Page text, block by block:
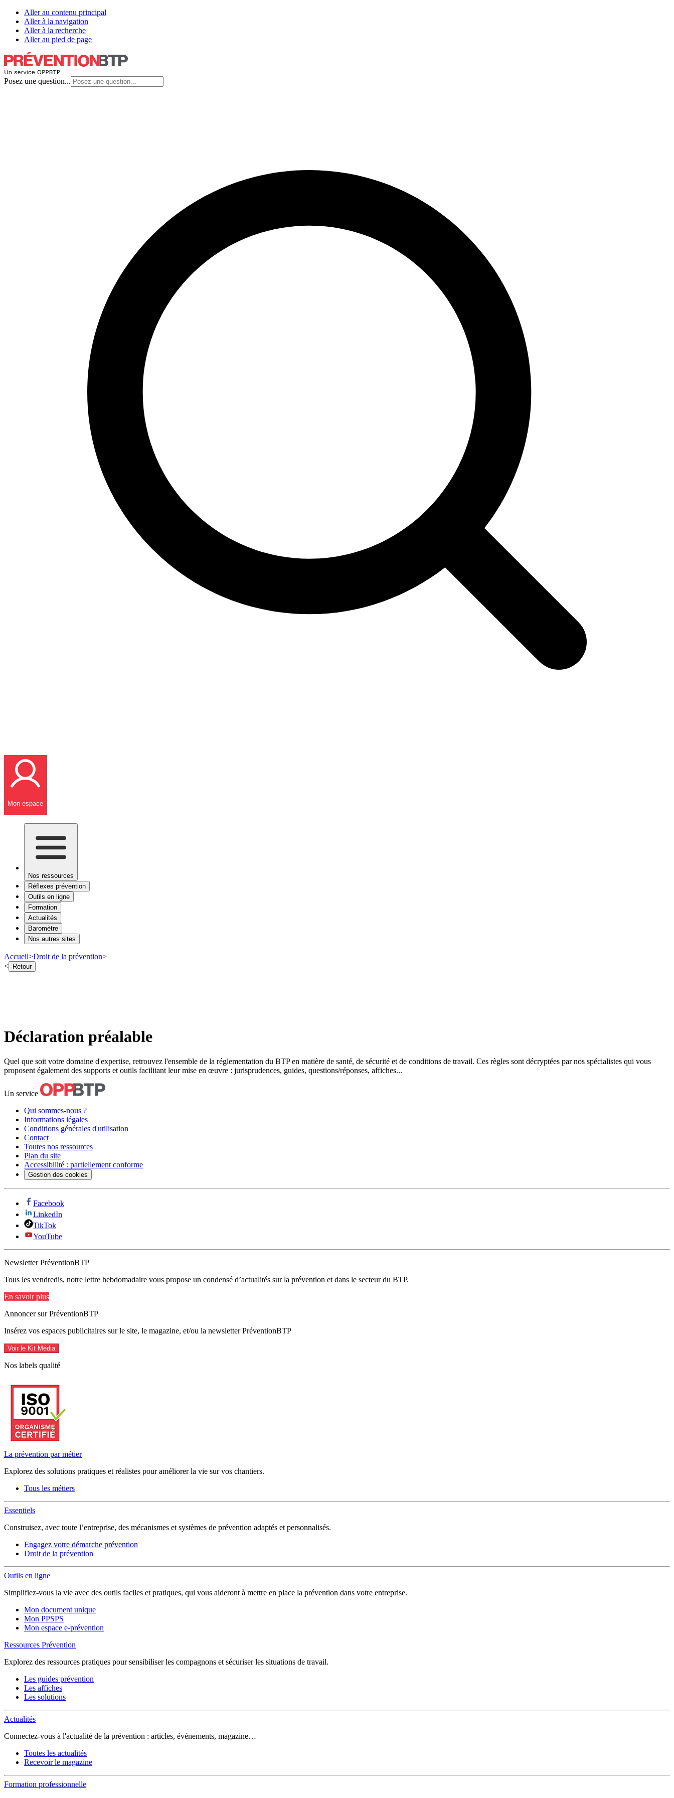
Aller au contenu principal
Aller à la navigation
Aller à la recherche
Aller au pied de page
Posez une question...
Mon espace
Nos ressources
Réflexes prévention
Outils en ligne
Formation
Actualités
Baromètre
Nos autres sites
Accueil>Droit de la prévention>
< Retour
Déclaration préalable
Quel que soit votre domaine d'expertise, retrouvez l'ensemble de la réglementation du BTP en matière de santé, de sécurité et de conditions de travail. Ces règles sont décryptées par nos spécialistes qui vous
proposent également des supports et outils facilitant leur mise en œuvre : jurisprudences, guides, questions/réponses, affiches...
Un service
Qui sommes-nous ?
Informations légales
Conditions générales d'utilisation
Contact
Toutes nos ressources
Plan du site
Accessibilité : partiellement conforme
Gestion des cookies
Facebook
LinkedIn
TikTok
YouTube
Newsletter PréventionBTP
Tous les vendredis, notre lettre hebdomadaire vous propose un condensé d’actualités sur la prévention et dans le secteur du BTP.
En savoir plus
Annoncer sur PréventionBTP
Insérez vos espaces publicitaires sur le site, le magazine, et/ou la newsletter PréventionBTP
Voir le Kit Média
Nos labels qualité
La prévention par métier
Explorez des solutions pratiques et réalistes pour améliorer la vie sur vos chantiers.
Tous les métiers
Essentiels
Construisez, avec toute l’entreprise, des mécanismes et systèmes de prévention adaptés et personnalisés.
Engagez votre démarche prévention
Droit de la prévention
Outils en ligne
Simplifiez-vous la vie avec des outils faciles et pratiques, qui vous aideront à mettre en place la prévention dans votre entreprise.
Mon document unique
Mon PPSPS
Mon espace e-prévention
Ressources Prévention
Explorez des ressources pratiques pour sensibiliser les compagnons et sécuriser les situations de travail.
Les guides prévention
Les affiches
Les solutions
Actualités
Connectez-vous à l'actualité de la prévention : articles, événements, magazine…
Toutes les actualités
Recevoir le magazine
Formation professionnelle